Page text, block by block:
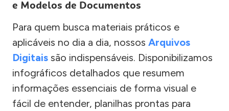
e Modelos de Documentos
Para quem busca materiais práticos e
aplicáveis no dia a dia, nossos Arquivos
Digitais são indispensáveis. Disponibilizamos
infográficos detalhados que resumem
informações essenciais de forma visual e
fácil de entender, planilhas prontas para